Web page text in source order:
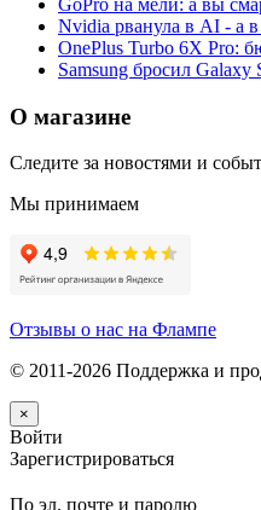
Nvidia рванула в AI - а
OnePlus Turbo 6X Pro:
Samsung бросил Galaxy
О магазине
Следите за новостями и
Мы принимаем
Отзывы о нас на Флампе
© 2011-2026 Поддержка и
×
Войти
Зарегистрироваться
По эл. почте и паролю